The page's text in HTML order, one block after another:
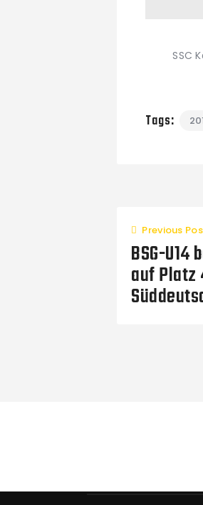
SSC
Tags:
Previous
BSG-U14
auf Platz